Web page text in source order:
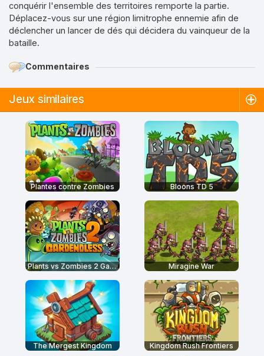
conquérir l'ensemble des territoires remporte la partie.
Déplacez-vous sur une région limitrophe ennemie afin de
déclencher un lancer de dés qui décidera du vainqueur de la
bataille.
Commentaires
Jeux similaires
Plantes contre Zombies Bloons TD 5
Plants vs Zombies 2 Gardendless Miragine War
The Mergest Kingdom Kingdom Rush Frontiers